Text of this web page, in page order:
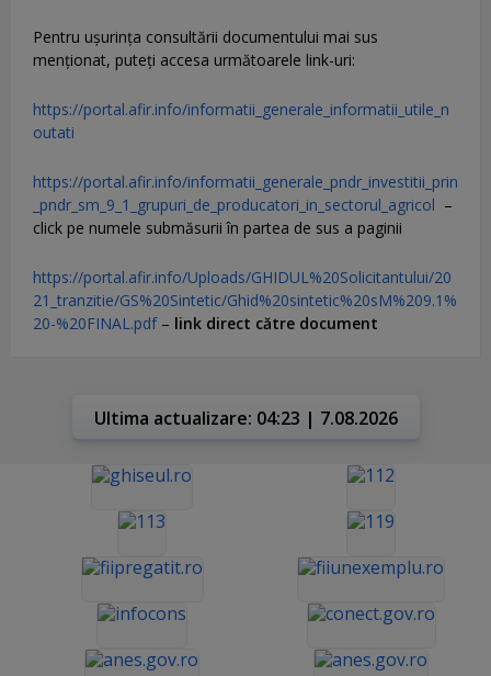
Pentru uşurinţa consultării documentului mai sus
menţionat, puteţi accesa următoarele link-uri:
https://portal.afir.info/informatii_generale_informatii_utile_n
outati
https://portal.afir.info/informatii_generale_pndr_investitii_prin
_pndr_sm_9_1_grupuri_de_producatori_in_sectorul_agricol –
click pe numele submăsurii în partea de sus a paginii
https://portal.afir.info/Uploads/GHIDUL%20Solicitantului/20
21_tranzitie/GS%20Sintetic/Ghid%20sintetic%20sM%209.1%
20-%20FINAL.pdf– link direct către document
Ultima actualizare: 04:23 | 7.08.2026